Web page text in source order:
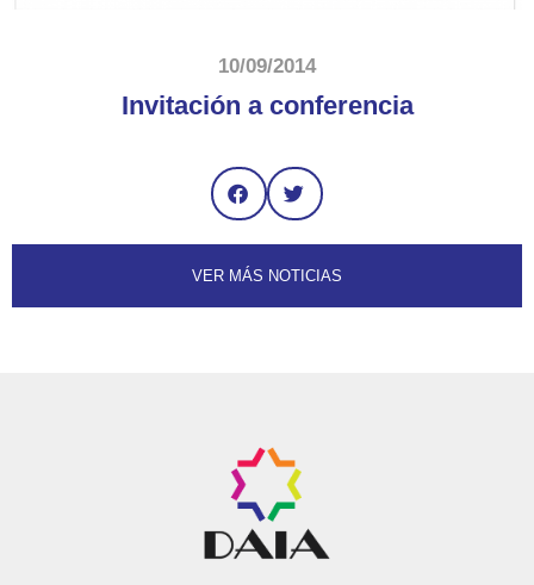
10/09/2014
Invitación a conferencia
VER MÁS NOTICIAS